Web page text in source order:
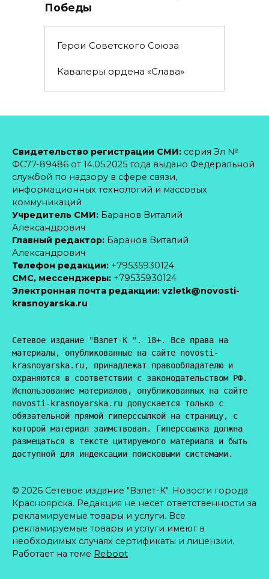
Победы
Герои Советского Союза
Кавалеры ордена «Слава»
Свидетельство регистрации СМИ: серия Эл №
ФС77-89486 от 14.05.2025 года выдано Федеральной
службой по надзору в сфере связи,
информационных технологий и массовых
коммуникаций
Учредитель СМИ: Баранов Виталий
Александрович
Главный редактор: Баранов Виталий
Александрович
Телефон редакции: +79535930124
CМС, мессенджеры: +79535930124
Электронная почта редакции: vzletk@novosti-
krasnoyarska.ru
Сетевое издание "Взлет-К ". 18+. Все права на
материалы, опубликованные на сайте novosti-
krasnoyarska.ru, принадлежат правообладателю и
охраняются в соответствии с законодательством РФ.
Использование материалов, опубликованных на сайте
novosti-krasnoyarska.ru допускается только с
обязательной прямой гиперссылкой на страницу, с
которой материал заимствован. Гиперссылка должна
размещаться в тексте цитируемого материала и быть
доступной для индексации поисковыми системами.
© 2026 Сетевое издание "Взлет-К". Новости города
Красноярска. Редакция не несет ответственности за
рекламируемые товары и услуги. Все
рекламируемые товары и услуги имеют в
необходимых случаях сертификаты и лицензии.
Работает на теме Reboot